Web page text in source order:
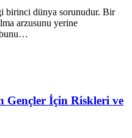
birinci dünya sorunudur. Bir
arzusunu yerine
bunu…
Gençler İçin Riskleri ve